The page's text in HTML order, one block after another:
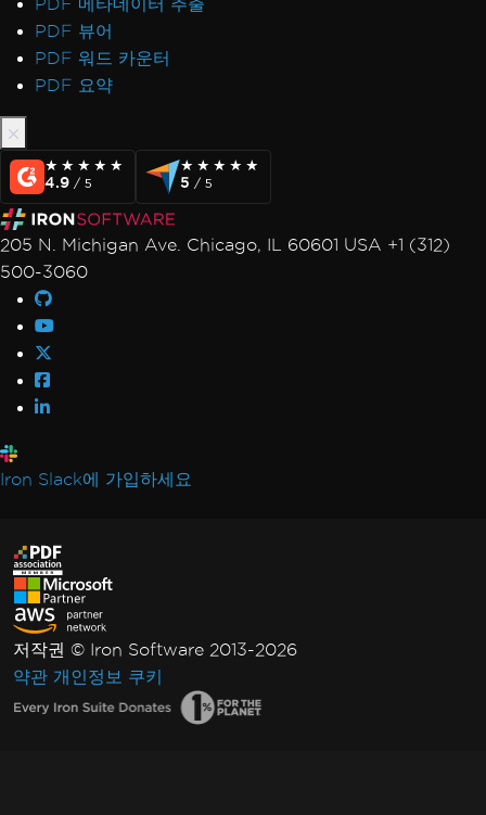
PDF 메타데이터 추출
PDF 뷰어
PDF 워드 카운터
PDF 요약
★★★★★
★★★★★
4.9 / 5
★★★★★
★★★★★
5 / 5
205 N. Michigan Ave. Chicago, IL 60601 USA +1 (312)
500-3060
Iron Slack에 가입하세요
저작권 © Iron Software 2013-2026
약관 개인정보 쿠키